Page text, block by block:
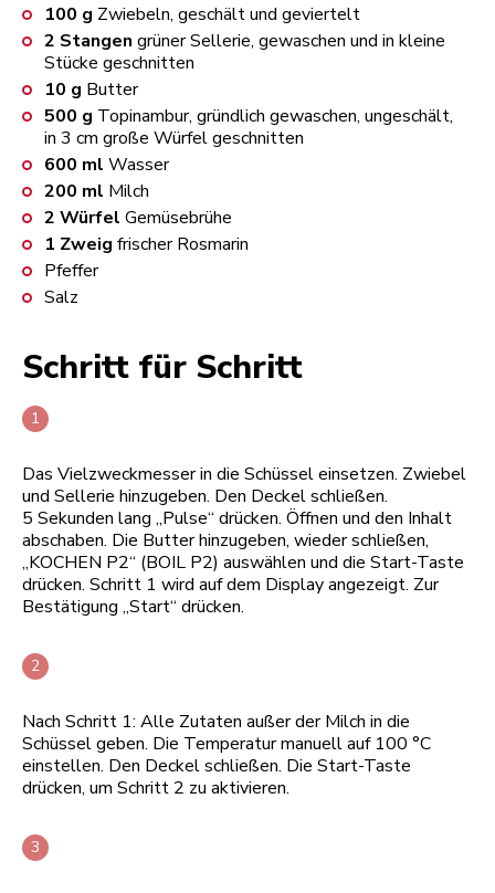
100 g Zwiebeln, geschält und geviertelt
2 Stangen grüner Sellerie, gewaschen und in kleine
Stücke geschnitten
10 g Butter
500 g Topinambur, gründlich gewaschen, ungeschält,
in 3 cm große Würfel geschnitten
600 ml Wasser
200 ml Milch
2 Würfel Gemüsebrühe
1 Zweig frischer Rosmarin
Pfeffer
Salz
Schritt für Schritt
Das Vielzweckmesser in die Schüssel einsetzen. Zwiebel
und Sellerie hinzugeben. Den Deckel schließen.
5 Sekunden lang „Pulse“ drücken. Öffnen und den Inhalt
abschaben. Die Butter hinzugeben, wieder schließen,
„KOCHEN P2“ (BOIL P2) auswählen und die Start-Taste
drücken. Schritt 1 wird auf dem Display angezeigt. Zur
Bestätigung „Start“ drücken.
Nach Schritt 1: Alle Zutaten außer der Milch in die
Schüssel geben. Die Temperatur manuell auf 100 °C
einstellen. Den Deckel schließen. Die Start-Taste
drücken, um Schritt 2 zu aktivieren.